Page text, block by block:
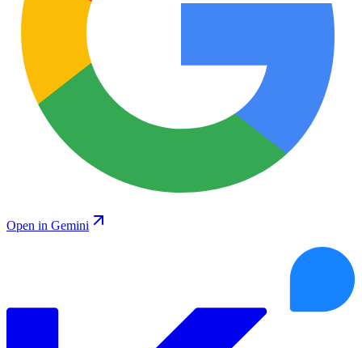
Open in Gemini